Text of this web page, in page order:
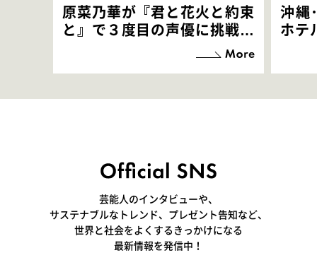
原菜乃華が『君と花火と約束
と』で３度目の声優に挑戦！
「お邪魔させてもらっている
感覚ですが､お芝居に没頭で
沖縄
ホテ
芸能人のインタビューや、
サステナブルなトレンド、プレゼント告知など、
世界と社会をよくするきっかけになる
最新情報を発信中！